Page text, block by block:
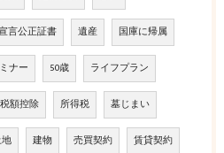
言公正証書 遺産 国庫に帰属
ナー 50歳 ライフプラン
税額控除 所得税 墓じまい
建物 売買契約 賃貸契約